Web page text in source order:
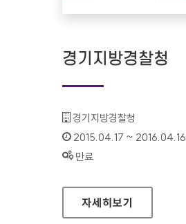
경기지방경찰청
기관명 :
경기지방경찰청
인증기간 :
2015.04.17 ~ 2016.04.16
상태 :
만료
경기지방경찰청
자세히보기